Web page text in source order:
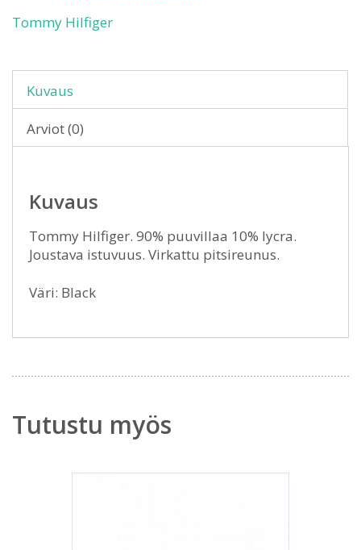
Tommy Hilfiger
Kuvaus
Arviot (0)
Kuvaus
Tommy Hilfiger. 90% puuvillaa 10% lycra.
Joustava istuvuus. Virkattu pitsireunus.
Väri: Black
Tutustu myös